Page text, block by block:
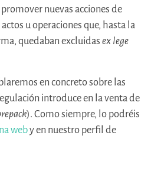
nuevas acciones de
u operaciones que, hasta la
quedaban excluidas ex lege
en concreto sobre las
introduce en la venta de
). Como siempre, lo podréis
weby en nuestro perfil de